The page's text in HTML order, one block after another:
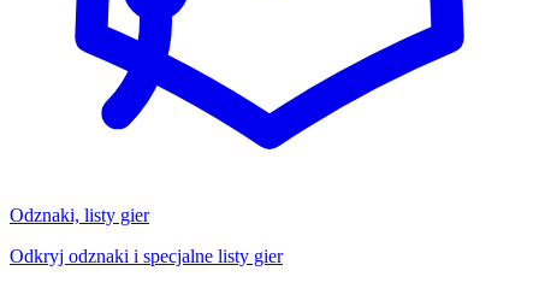
Odznaki, listy gier
Odkryj odznaki i specjalne listy gier